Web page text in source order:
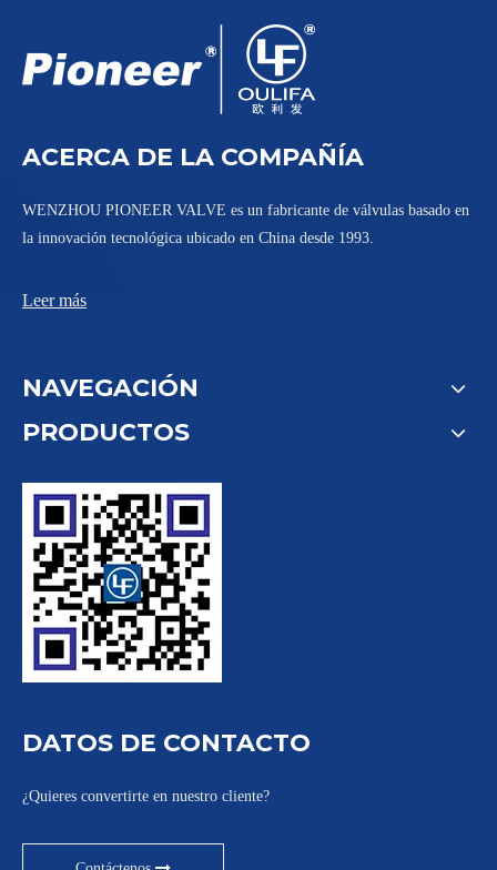
ACERCA DE LA COMPAÑÍA
WENZHOU PIONEER VALVE es un fabricante de válvulas basado en
la innovación tecnológica ubicado en China desde 1993.
Leer más
NAVEGACIÓN
PRODUCTOS
DATOS DE CONTACTO
¿Quieres convertirte en nuestro cliente?